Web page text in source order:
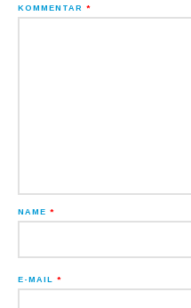
KOMMENTAR *
NAME *
E-MAIL *